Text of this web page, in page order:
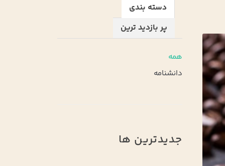
دسته بندی
پر بازدید ترین
همه
دانشنامه
جدیدترین ها